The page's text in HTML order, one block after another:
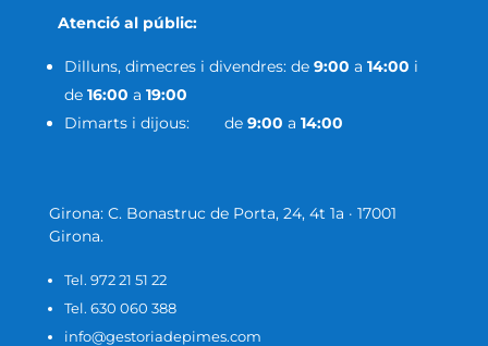
Atenció al públic:
Dilluns, dimecres i divendres: de 9:00 a 14:00 i
de 16:00 a 19:00
Dimarts i dijous: de 9:00 a 14:00
Girona: C. Bonastruc de Porta, 24, 4t 1a · 17001
Girona.
Tel. 972 21 51 22
Tel. 630 060 388
info@gestoriadepimes.com